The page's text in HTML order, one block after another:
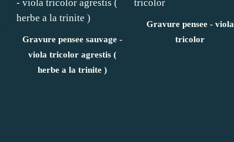
Gravure pensee sauvage -
viola tricolor agrestis (
herbe a la trinite )
Gravure pensee - viola
tricolor